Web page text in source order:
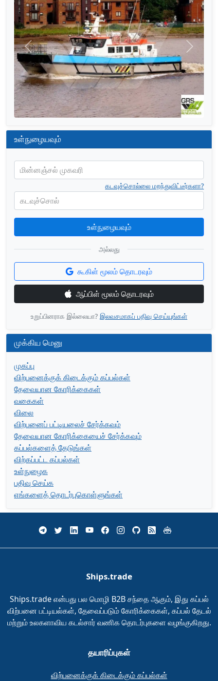
முந்தையது
உள்நுழையவும்
மின்னஞ்சல் முகவரி
கடவுச்சொல்
கடவுச்சொல்லை மறந்துவிட்டீர்களா?
உள்நுழையவும்
அல்லது
கூகிள் மூலம் தொடரவும்
ஆப்பிள் மூலம் தொடரவும்
உறுப்பினராக இல்லையா? இலவசமாகப் பதிவு செய்யுங்கள்
முக்கிய மெனு
முகப்பு
விற்பனைக்குக் கிடைக்கும் கப்பல்கள்
தேவையான கோரிக்கைகள்
வகைகள்
விலை
விற்பனைப் பட்டியலைச் சேர்க்கவும்
தேவையான கோரிக்கையைச் சேர்க்கவும்
கப்பல்களைத் தேடுங்கள்
விற்கப்பட்ட கப்பல்கள்
உள்நுழைக
பதிவு செய்க
எங்களைத் தொடர்புகொள்ளுங்கள்
Ships.trade
Ships.trade என்பது பல மொழி B2B சந்தை ஆகும், இது கப்பல்
விற்பனை பட்டியல்கள், தேவைப்படும் கோரிக்கைகள், கப்பல் தேடல்
மற்றும் உலகளாவிய கடல்சார் வணிக தொடர்புகளை வழங்குகிறது.
தயாரிப்புகள்
விற்பனைக்குக் கிடைக்கும் கப்பல்கள்